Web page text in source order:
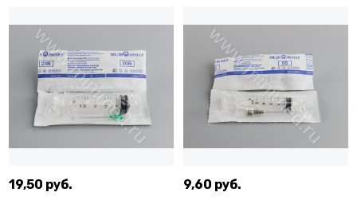
19,50 руб. 9,60 руб.